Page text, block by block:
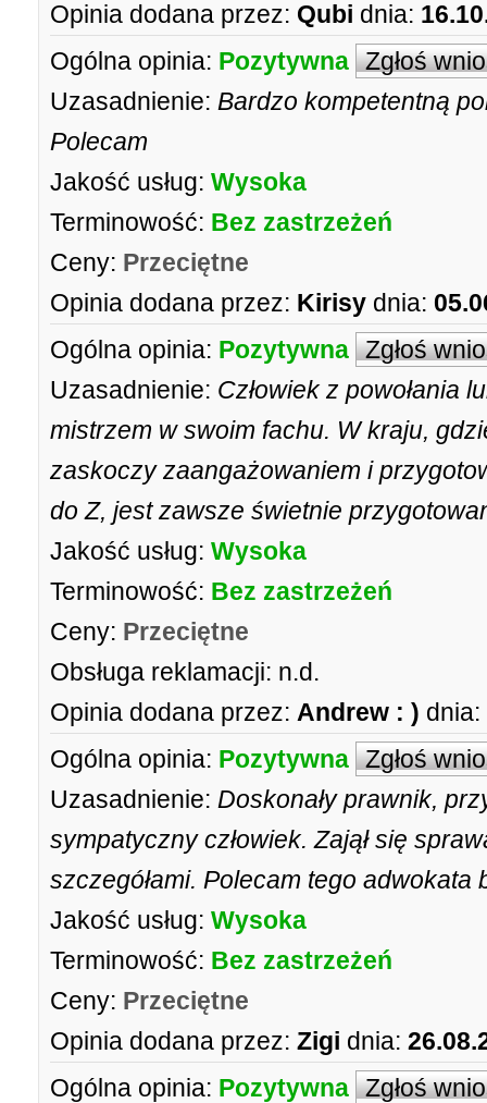
Opinia dodana przez: Qubi dnia:
Ogólna opinia: Pozytywna Zgłoś
Uzasadnienie: Bardzo kompetentną
Polecam
Jakość usług: Wysoka
Terminowość: Bez zastrzeżeń
Ceny: Przeciętne
Opinia dodana przez: Kirisy dnia:
Ogólna opinia: Pozytywna Zgłoś
Uzasadnienie: Człowiek z powołania
mistrzem w swoim fachu. W kraju,
zaskoczy zaangażowaniem i
do Z, jest zawsze świetnie
Jakość usług: Wysoka
Terminowość: Bez zastrzeżeń
Ceny: Przeciętne
Obsługa reklamacji: n.d.
Opinia dodana przez: Andrew : ) dnia:
Ogólna opinia: Pozytywna Zgłoś
Uzasadnienie: Doskonały prawnik,
sympatyczny człowiek. Zajął się
szczegółami. Polecam tego adwokata
Jakość usług: Wysoka
Terminowość: Bez zastrzeżeń
Ceny: Przeciętne
Opinia dodana przez: Zigi dnia:
Ogólna opinia: Pozytywna Zgłoś